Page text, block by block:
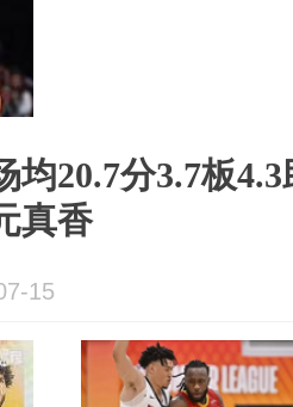
均20.7分3.7板
真香
15